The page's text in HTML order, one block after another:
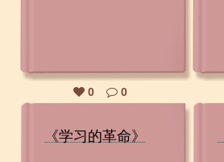
0 0
《学习的革命》